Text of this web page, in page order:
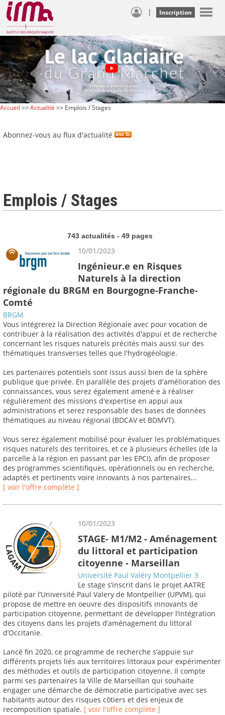
| Inscription
Accueil >>Actualité >> Emplois / Stages
Abonnez-vous au flux d'actualité
Emplois / Stages
743 actualités - 49 pages
10/01/2023
Ingénieur.e en Risques
Naturels à la direction
régionale du BRGM en Bourgogne-Franche-
Comté
BRGM
Vous intégrerez la Direction Régionale avec pour vocation de
contribuer à la réalisation des activités d'appui et de recherche
concernant les risques naturels précités mais aussi sur des
thématiques transverses telles que l'hydrogéologie.
Les partenaires potentiels sont issus aussi bien de la sphère
publique que privée. En parallèle des projets d'amélioration des
connaissances, vous serez également amené·e à réaliser
régulièrement des missions d'expertise en appui aux
administrations et serez responsable des bases de données
thématiques au niveau régional (BDCAV et BDMVT).
Vous serez également mobilisé pour évaluer les problématiques
risques naturels des territoires, et ce à plusieurs échelles (de la
parcelle à la région en passant par les EPCI), afin de proposer
des programmes scientifiques, opérationnels ou en recherche,
adaptés et pertinents voire innovants à nos partenaires...
[ voir l'offre complète ]
10/01/2023
STAGE- M1/M2 - Aménagement
du littoral et participation
citoyenne - Marseillan
Université Paul Valéry Montpellier 3
Le stage s’inscrit dans le projet AATRE
piloté par l’Université Paul Valery de Montpellier (UPVM), qui
propose de mettre en oeuvre des dispositifs innovants de
participation citoyenne, permettant de développer l’intégration
des citoyens dans les projets d’aménagement du littoral
d’Occitanie.
Lancé fin 2020, ce programme de recherche s’appuie sur
différents projets liés aux territoires littoraux pour expérimenter
des méthodes et outils de participation citoyenne. Il compte
parmi ses partenaires la Ville de Marseillan qui souhaite
engager une démarche de démocratie participative avec ses
habitants autour des risques côtiers et des enjeux de
recomposition spatiale. [ voir l'offre complète ]